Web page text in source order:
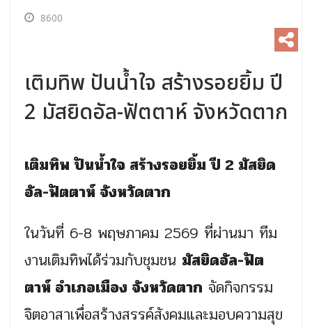
8600
เติมทิพ ปันน้ำใจ สร้างรอยยิ้ม ปี
2 มัสยิดอัล-ฟัตตาห์ จังหวัดตาก
เติมทิพ ปันน้ำใจ สร้างรอยยิ้ม ปี 2 มัสยิด
อัล-ฟัตตาห์ จังหวัดตาก
ในวันที่ 6-8 พฤษภาคม 2569 ที่ผ่านมา ทีม
งานเติมทิพได้ร่วมกับชุมชน มัสยิดอัล-ฟัต
ตาห์ อำเภอเมือง จังหวัดตาก จัดกิจกรรม
จิตอาสาเพื่อสร้างสรรค์สังคมและมอบความสุข